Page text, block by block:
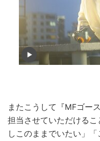
またこうして『MFゴー
担当させていただける
しこのままでいたい」「